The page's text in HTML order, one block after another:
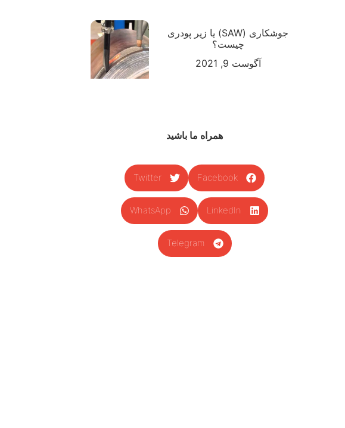
جوشکاری (SAW) یا زیر پودری
چیست؟
آگوست 9, 2021
همراه ما باشید
Facebook
Twitter
LinkedIn
WhatsApp
Telegram